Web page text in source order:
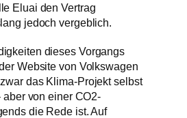
Eluai den Vertrag
jedoch vergeblich.
dieses Vorgangs
Website von Volkswagen
das Klima-Projekt selbst
von einer CO2-
die Rede ist. Auf